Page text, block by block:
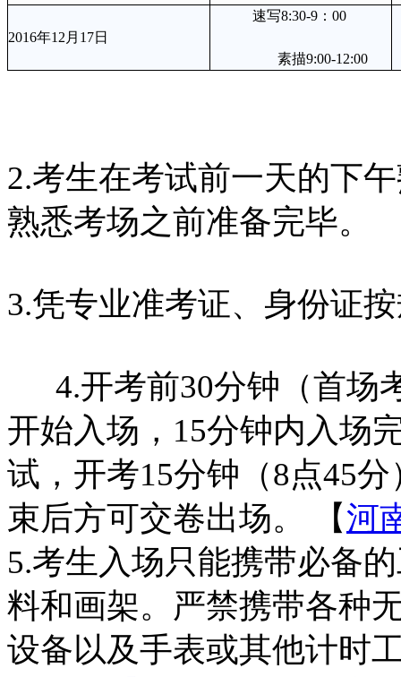
2016年12月17日
速写8:30-9：00
            素描9:00-12:00
2.考生在考试前一天的下
熟悉考场之前准备完毕。
3.凭专业准考证、身份证
4.开考前30分钟（首场
开始入场，15分钟内入场
试，开考15分钟（8点45
束后方可交卷出场。 【河
5.考生入场只能携带必备
料和画架。严禁携带各种
设备以及手表或其他计时